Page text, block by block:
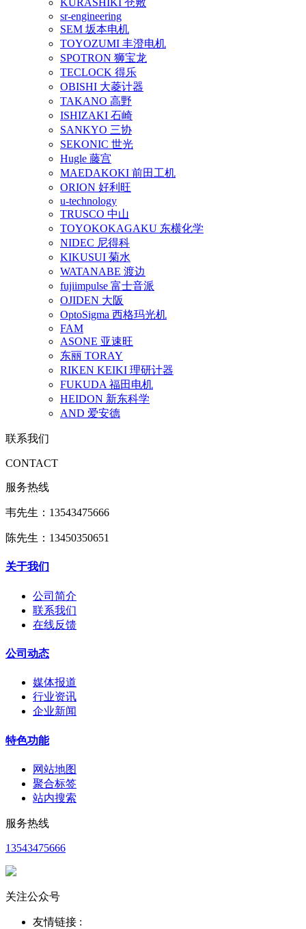
KURASHIKI 仓敷
sr-engineering
SEM 坂本电机
TOYOZUMI 丰澄电机
SPOTRON 狮宝龙
TECLOCK 得乐
OBISHI 大菱计器
TAKANO 高野
ISHIZAKI 石崎
SANKYO 三协
SEKONIC 世光
Hugle 藤宫
MAEDAKOKI 前田工机
ORION 好利旺
u-technology
TRUSCO 中山
TOYOKOKAGAKU 东横化学
NIDEC 尼得科
KIKUSUI 菊水
WATANABE 渡边
fujiimpulse 富士音派
OJIDEN 大阪
OptoSigma 西格玛光机
FAM
ASONE 亚速旺
东丽 TORAY
RIKEN KEIKI 理研计器
FUKUDA 福田电机
HEIDON 新东科学
AND 爱安德
联系我们
CONTACT
服务热线
韦先生：13543475666
陈先生：13450350651
关于我们
公司简介
联系我们
在线反馈
公司动态
媒体报道
行业资讯
企业新闻
特色功能
网站地图
聚合标签
站内搜索
服务热线
13543475666
关注公众号
友情链接 :